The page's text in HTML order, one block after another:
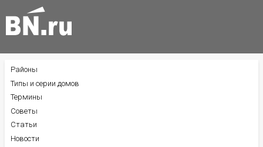
БОКОВОЕ
МЕНЮ
Районы
Типы и серии домов
Термины
Советы
Статьи
Новости